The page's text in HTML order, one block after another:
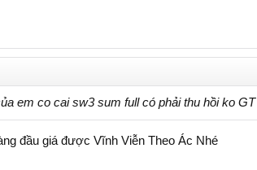
em co cai sw3 sum full có phải thu hồi ko
đầu giá được Vĩnh Viễn Theo Ác Nhé